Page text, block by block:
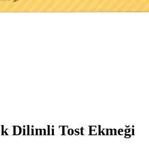
Dilimli Tost Ekmeği